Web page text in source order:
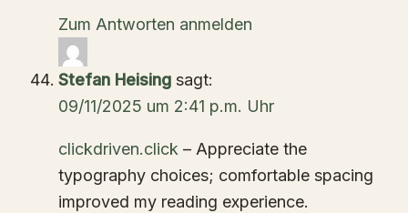
Zum Antworten anmelden
Stefan Heising sagt:
09/11/2025 um 2:41 p.m. Uhr
clickdriven.click – Appreciate the
typography choices; comfortable spacing
improved my reading experience.